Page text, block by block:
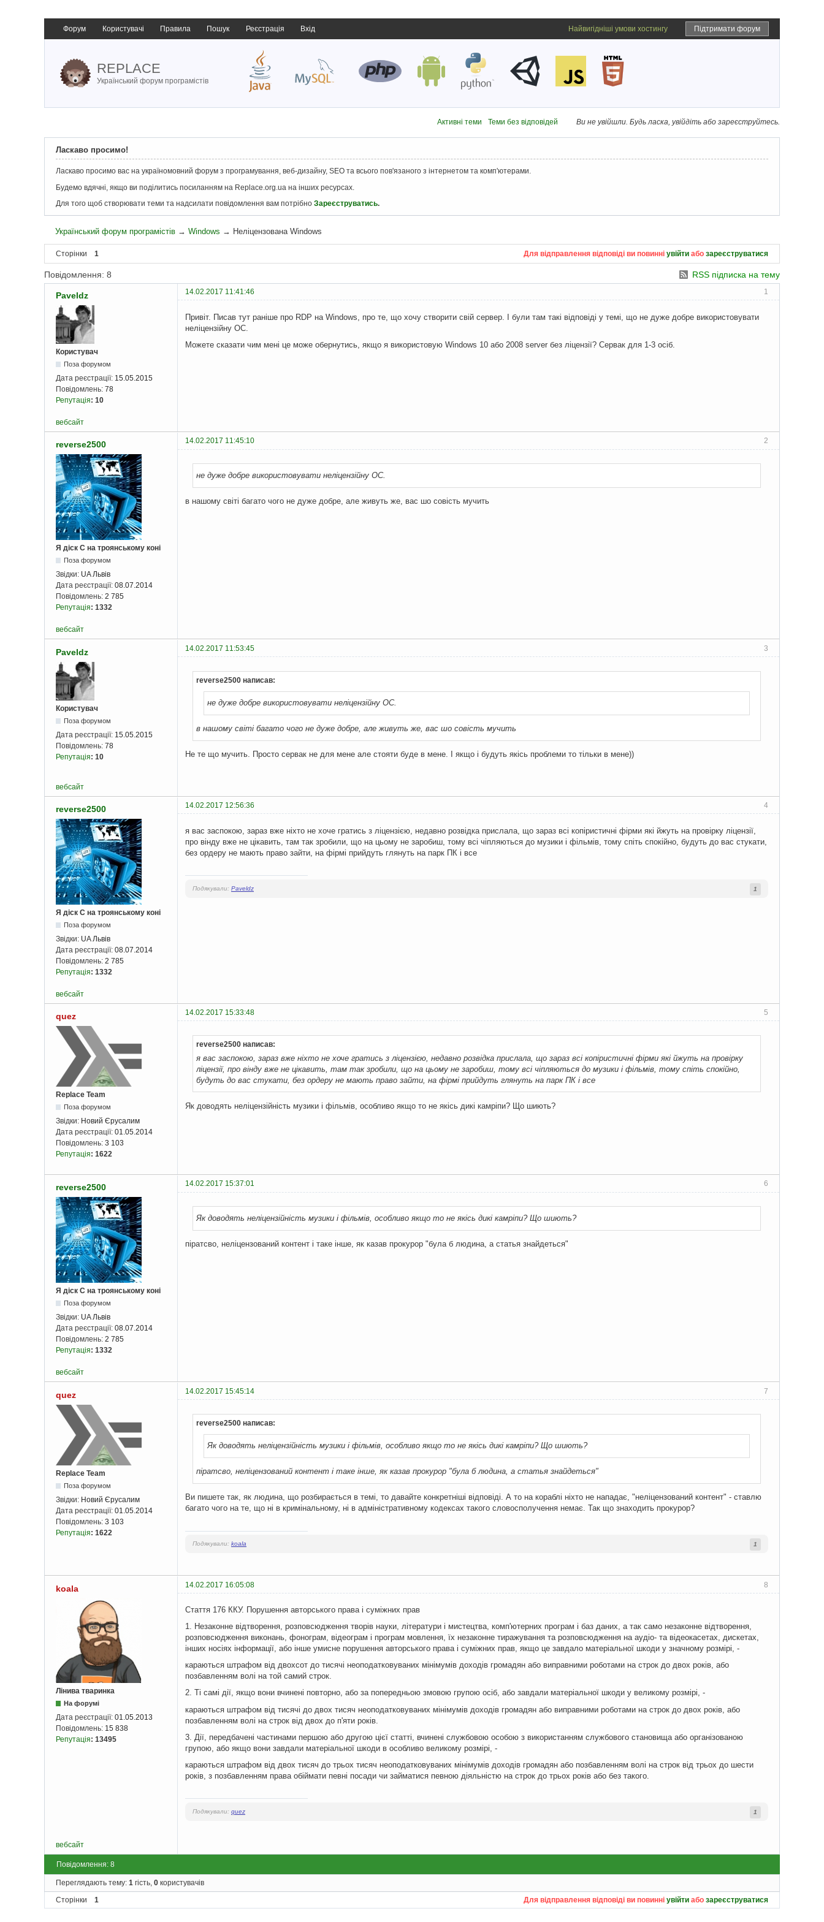
Форум Користувачі Правила Пошук Реєстрація Вхід Підтримати форум
Найвигідніші умови хостингу
REPLACE
Український форум програмістів
Ви не увійшли. Будь ласка, увійдіть або зареєструйтесь.
Активні теми Теми без відповідей
Ласкаво просимо!
Ласкаво просимо вас на україномовний форум з програмування, веб-дизайну, SEO та всього пов'язаного з інтернетом та комп'ютерами.
Будемо вдячні, якщо ви поділитись посиланням на Replace.org.ua на інших ресурсах.
Для того щоб створювати теми та надсилати повідомлення вам потрібно Зареєструватись.
Український форум програмістів →Windows → Неліцензована Windows
Сторінки 1 Для відправлення відповіді ви повинні увійти або зареєструватися
RSS підписка на тему
Повідомлення: 8
1
Paveldz 14.02.2017 11:41:46
Користувач
Поза форумом
Дата реєстрації: 15.05.2015
Повідомлень: 78
Репутація: 10
Привіт. Писав тут раніше про RDP на Windows, про те, що хочу створити свій сервер. І були там такі відповіді у темі, що не дуже добре використовувати
неліцензійну ОС.
Можете сказати чим мені це може обернутись, якщо я використовую Windows 10 або 2008 server без ліцензії? Сервак для 1-3 осіб.
вебсайт
2
reverse2500 14.02.2017 11:45:10
Я діск С на троянському коні
Поза форумом
Звідки: UA Львів
Дата реєстрації: 08.07.2014
Повідомлень: 2 785
Репутація: 1332
не дуже добре використовувати неліцензійну ОС.
в нашому світі багато чого не дуже добре, але живуть же, вас шо совість мучить
вебсайт
3
Paveldz 14.02.2017 11:53:45
Користувач
Поза форумом
Дата реєстрації: 15.05.2015
Повідомлень: 78
Репутація: 10
reverse2500 написав:
не дуже добре використовувати неліцензійну ОС.
в нашому світі багато чого не дуже добре, але живуть же, вас шо совість мучить
Не те що мучить. Просто сервак не для мене але стояти буде в мене. І якщо і будуть якісь проблеми то тільки в мене))
вебсайт
4
reverse2500 14.02.2017 12:56:36
Я діск С на троянському коні
Поза форумом
Звідки: UA Львів
Дата реєстрації: 08.07.2014
Повідомлень: 2 785
Репутація: 1332
я вас заспокою, зараз вже ніхто не хоче гратись з ліцензією, недавно розвідка прислала, що зараз всі копіристичні фірми які йжуть на провірку ліцензії,
про вінду вже не цікавить, там так зробили, що на цьому не заробиш, тому всі чіпляються до музики і фільмів, тому спіть спокійно, будуть до вас стукати,
без ордеру не мають право зайти, на фірмі прийдуть глянуть на парк ПК і все
Подякували: Paveldz 1
вебсайт
5
quez 14.02.2017 15:33:48
Replace Team
Поза форумом
Звідки: Новий Єрусалим
Дата реєстрації: 01.05.2014
Повідомлень: 3 103
Репутація: 1622
reverse2500 написав:
я вас заспокою, зараз вже ніхто не хоче гратись з ліцензією, недавно розвідка прислала, що зараз всі копіристичні фірми які йжуть на провірку
ліцензії, про вінду вже не цікавить, там так зробили, що на цьому не заробиш, тому всі чіпляються до музики і фільмів, тому спіть спокійно,
будуть до вас стукати, без ордеру не мають право зайти, на фірмі прийдуть глянуть на парк ПК і все
Як доводять неліцензійність музики і фільмів, особливо якщо то не якісь дикі камріпи? Що шиють?
6
reverse2500 14.02.2017 15:37:01
Я діск С на троянському коні
Поза форумом
Звідки: UA Львів
Дата реєстрації: 08.07.2014
Повідомлень: 2 785
Репутація: 1332
Як доводять неліцензійність музики і фільмів, особливо якщо то не якісь дикі камріпи? Що шиють?
піратсво, неліцензований контент і таке інше, як казав прокурор "була б людина, а статья знайдеться"
вебсайт
7
quez 14.02.2017 15:45:14
Replace Team
Поза форумом
Звідки: Новий Єрусалим
Дата реєстрації: 01.05.2014
Повідомлень: 3 103
Репутація: 1622
reverse2500 написав:
Як доводять неліцензійність музики і фільмів, особливо якщо то не якісь дикі камріпи? Що шиють?
піратсво, неліцензований контент і таке інше, як казав прокурор "була б людина, а статья знайдеться"
Ви пишете так, як людина, що розбирається в темі, то давайте конкретніші відповіді. А то на кораблі ніхто не нападає, "неліцензований контент" - ставлю
багато чого на те, що ні в кримінальному, ні в адміністративному кодексах такого словосполучення немає. Так що знаходить прокурор?
Подякували: koala 1
8
koala 14.02.2017 16:05:08
Лінива тваринка
На форумі
Дата реєстрації: 01.05.2013
Повідомлень: 15 838
Репутація: 13495
Стаття 176 ККУ. Порушення авторського права і суміжних прав
1. Незаконне відтворення, розповсюдження творів науки, літератури і мистецтва, комп'ютерних програм і баз даних, а так само незаконне відтворення,
розповсюдження виконань, фонограм, відеограм і програм мовлення, їх незаконне тиражування та розповсюдження на аудіо- та відеокасетах, дискетах,
інших носіях інформації, або інше умисне порушення авторського права і суміжних прав, якщо це завдало матеріальної шкоди у значному розмірі, -
караються штрафом від двохсот до тисячі неоподатковуваних мінімумів доходів громадян або виправними роботами на строк до двох років, або
позбавленням волі на той самий строк.
2. Ті самі дії, якщо вони вчинені повторно, або за попередньою змовою групою осіб, або завдали матеріальної шкоди у великому розмірі, -
караються штрафом від тисячі до двох тисяч неоподатковуваних мінімумів доходів громадян або виправними роботами на строк до двох років, або
позбавленням волі на строк від двох до п'яти років.
3. Дії, передбачені частинами першою або другою цієї статті, вчинені службовою особою з використанням службового становища або організованою
групою, або якщо вони завдали матеріальної шкоди в особливо великому розмірі, -
караються штрафом від двох тисяч до трьох тисяч неоподатковуваних мінімумів доходів громадян або позбавленням волі на строк від трьох до шести
років, з позбавленням права обіймати певні посади чи займатися певною діяльністю на строк до трьох років або без такого.
Подякували: quez 1
вебсайт
Повідомлення: 8
Переглядають тему: 1 гість, 0 користувачів
Сторінки
1 Для відправлення відповіді ви повинні увійти або зареєструватися